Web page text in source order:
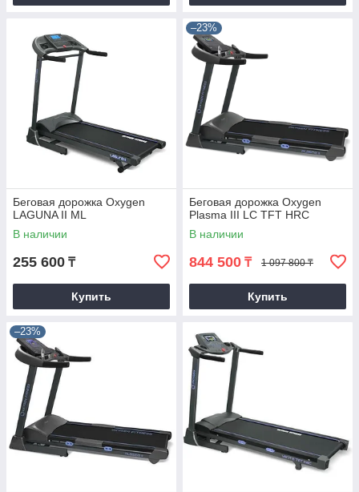
Беговая дорожка Oxygen
LAGUNA II ML
В наличии
255 600 ₸
Купить
–23%
Беговая дорожка Oxygen
Plasma III LC TFT HRC
В наличии
844 500 ₸ 1 097 800 ₸
Купить
–23%